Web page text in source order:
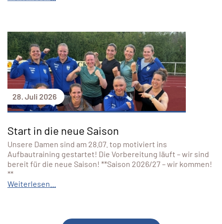
28. Juli 2026
Start in die neue Saison
Unsere Damen sind am 28.07. top motiviert ins
Aufbautraining gestartet! Die Vorbereitung läuft – wir sind
bereit für die neue Saison! **Saison 2026/27 – wir kommen!
**
Weiterlesen...